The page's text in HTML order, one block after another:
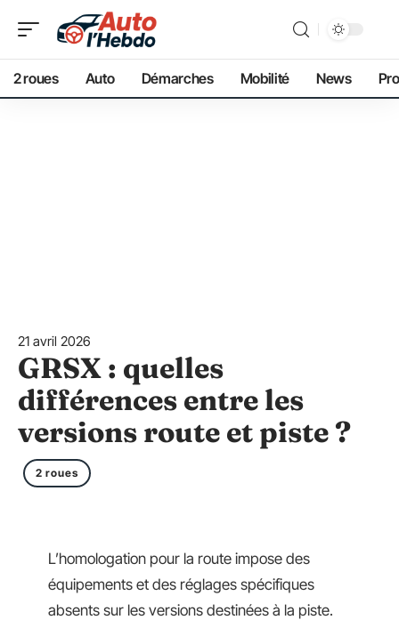
2 roues Auto Démarches Mobilité News
21 avril 2026
GRSX : quelles
différences entre les
versions route et piste ?
2 roues
L’homologation pour la route impose des
équipements et des réglages spécifiques
absents sur les versions destinées à la piste.